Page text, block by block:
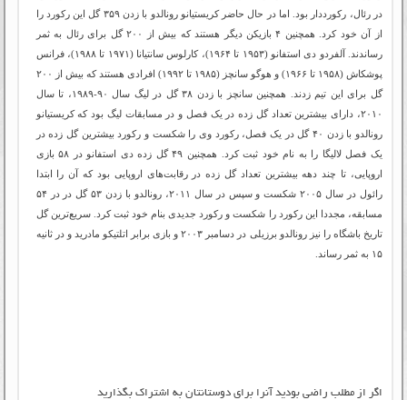
در رئال، رکورددار بود. اما در حال حاضر کریستیانو رونالدو با زدن ۳۵۹ گل این رکورد را
از آن خود کرد. همچنین ۴ بازیکن دیگر هستند که بیش از ۲۰۰ گل برای رئال به ثمر
رساندند. آلفردو دی استفانو (۱۹۵۳ تا ۱۹۶۴)، کارلوس سانتیانا (۱۹۷۱ تا ۱۹۸۸)، فرانس
پوشکاش (۱۹۵۸ تا ۱۹۶۶) و هوگو سانچز (۱۹۸۵ تا ۱۹۹۲) افرادی هستند که بیش از ۲۰۰
گل برای این تیم زدند. همچنین سانچز با زدن ۳۸ گل در لیگ سال ۹۰-۱۹۸۹، تا سال
۲۰۱۰، دارای بیشترین تعداد گل زده در یک فصل و در مسابقات لیگ بود که کریستیانو
رونالدو با زدن ۴۰ گل در یک فصل، رکورد وی را شکست و رکورد بیشترین گل زده در
یک فصل لالیگا را به نام خود ثبت کرد. همچنین ۴۹ گل زده دی استفانو در ۵۸ بازی
اروپایی، تا چند دهه بیشترین تعداد گل زده در رقابت‌های اروپایی بود که آن را ابتدا
رائول در سال ۲۰۰۵ شکست و سپس در سال ۲۰۱۱، رونالدو با زدن ۵۳ گل در در ۵۴
مسابقه، مجددا این رکورد را شکست و رکورد جدیدی بنام خود ثبت کرد. سریع‌ترین گل
تاریخ باشگاه را نیز رونالدو برزیلی در دسامبر ۲۰۰۳ و بازی برابر اتلتیکو مادرید و در ثانیه
۱۵ به ثمر رساند.
اگر از مطلب راضی بودید آنرا برای دوستانتان به اشتراک بگذارید